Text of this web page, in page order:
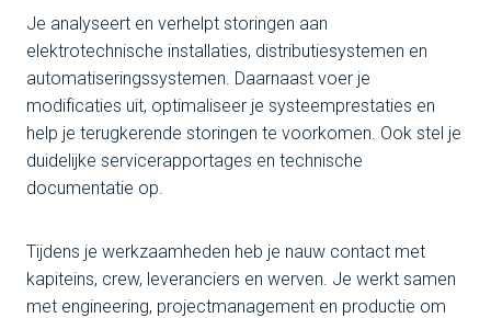
Je analyseert en verhelpt storingen aan
elektrotechnische installaties, distributiesystemen en
automatiseringssystemen. Daarnaast voer je
modificaties uit, optimaliseer je systeemprestaties en
help je terugkerende storingen te voorkomen. Ook stel je
duidelijke servicerapportages en technische
documentatie op.
Tijdens je werkzaamheden heb je nauw contact met
kapiteins, crew, leveranciers en werven. Je werkt samen
met engineering, projectmanagement en productie om